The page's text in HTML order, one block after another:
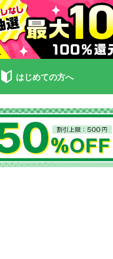
はじめての方へ